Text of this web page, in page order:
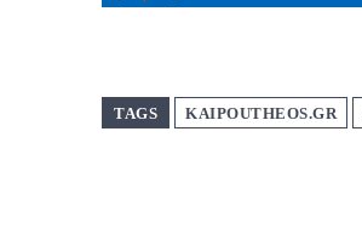
TAGS KAIPOUTHEOS.GR